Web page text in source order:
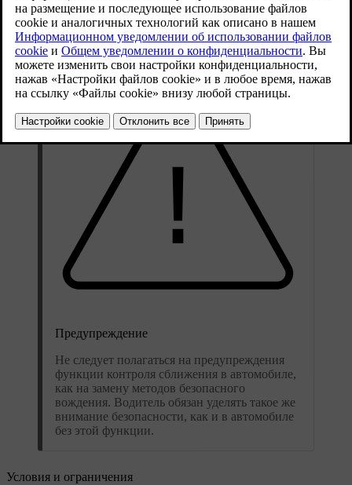
проекционном дисплее. Это может помочь избежать слишком
близкого приближения к автомобилям впереди.
Предупреждение
Не следует полагаться на предупреждения
функции контроля сближения в автомобиле,
как на замену методов безопасного
вождения. Водитель обязан уделять такое же
внимание безопасности, как и в автомобиле
без этой функции.
Условия и ограничения